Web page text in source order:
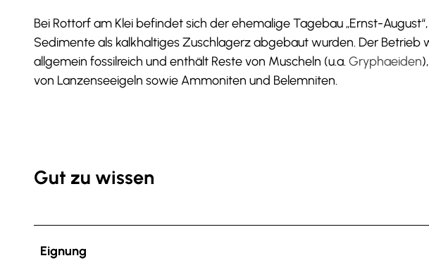
Bei Rottorf am Klei befindet sich der ehemalige Tagebau „Ernst-
Sedimente als kalk­haltiges Zuschlagerz abgebaut wurden. Der Betrieb
allgemein fossilreich und enthält Reste von Muscheln (u.a. Gryphaeiden
von Lanzenseeigeln sowie Ammoniten und Belemniten.
Gut zu wissen
Eignung